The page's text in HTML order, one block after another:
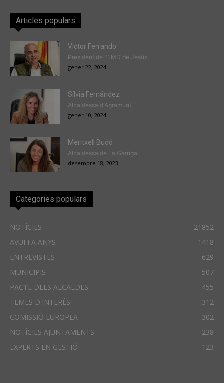
Articles populars
Victor Ferrando
President de l'EMD de Jesús
gener 22, 2024
Sílvia Fernández
Alcaldessa d'Agramunt
gener 10, 2024
Meritxell Budó
Alcaldessa de La Garriga
desembre 18, 2023
Categories populars
NOTÍCIES
21852
AVUI FA ANYS
1418
ENTREVISTES
629
MUNICIPIS
507
PACTE DELS ALCALDES
455
TEMES D'INTERÈS
312
COMISSIÓ EUROPEA
302
NOTÍCIES AJUNTAMENTS
238
EXPERTS EN GESTIÓ
123